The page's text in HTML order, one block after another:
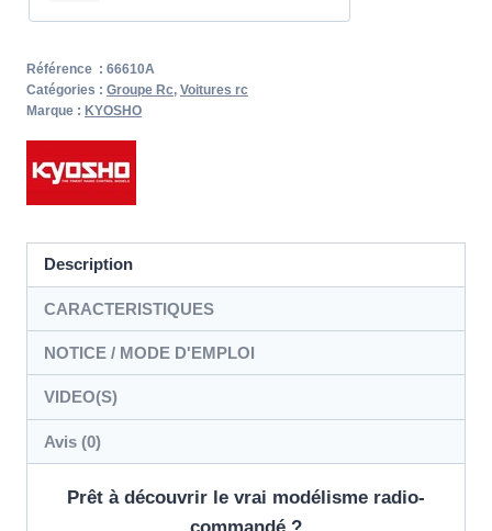
Référence : 66610A
Catégories : Groupe Rc, Voitures rc
Marque : KYOSHO
Description
CARACTERISTIQUES
NOTICE / MODE D'EMPLOI
VIDEO(S)
Avis (0)
Prêt à découvrir le vrai modélisme radio-